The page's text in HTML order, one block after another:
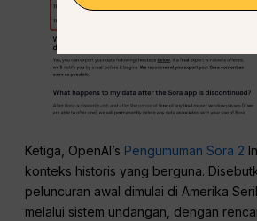
Ketiga, OpenAI’s Pengumuman Sora 2
konteks historis yang berguna.
peluncuran awal dimulai di Amerika
melalui sistem undangan, dengan